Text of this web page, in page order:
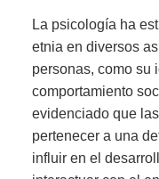
La psicología ha
etnia en diversos
personas, como su
comportamiento
evidenciado que
pertenecer a una
influir en el